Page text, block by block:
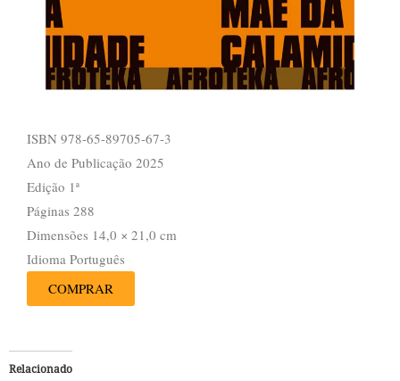
ISBN 978-65-89705-67-3
Ano de Publicação 2025
Edição 1ª
Páginas 288
Dimensões 14,0 × 21,0 cm
Idioma Português
COMPRAR
Relacionado